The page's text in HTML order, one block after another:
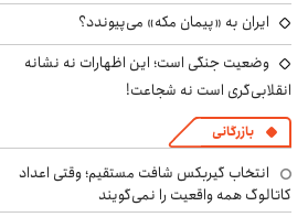
ایران به «پیمان مکه» می‌پیوندد؟
وضعیت جنگی است؛ این اظهارات نه نشانه
انقلابی‌گری است نه شجاعت!
بازرگانی
انتخاب گیربکس شافت مستقیم؛ وقتی اعداد
کاتالوگ همه واقعیت را نمی‌گویند